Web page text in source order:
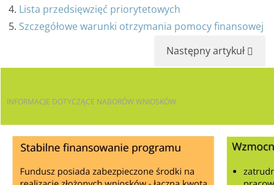
4. Lista przedsięwzięć priorytetowych
5. Szczegółowe warunki otrzymania pomocy finansowej
Następny artykuł
INFORMACJE DOTYCZĄCE NABORÓW WNIOSKÓW